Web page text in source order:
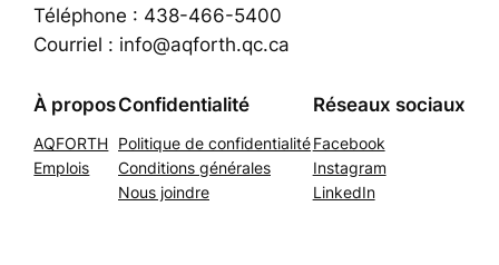
Téléphone : 438-466-5400
Courriel : info@aqforth.qc.ca
À propos
AQFORTH
Emplois
Confidentialité
Politique de confidentialité
Conditions générales
Nous joindre
Réseaux sociaux
Facebook
Instagram
LinkedIn